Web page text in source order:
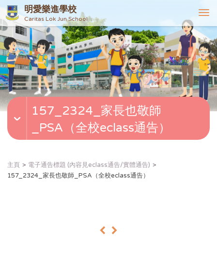
明愛樂進學校
Caritas Lok Jun School
T
o
g
g
l
e
n
v
157_2324_家長也敬師
_PSA（全校eclass通告）
主頁
電子通告標題 (內容見eclass通告/實體通告)
157_2324_家長也敬師_PSA（全校eclass通告）
« »